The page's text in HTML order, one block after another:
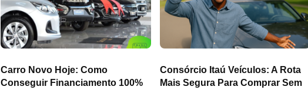
Carro Novo Hoje: Como
Conseguir Financiamento 100%
Consórcio Itaú Veículos: A Rota
Mais Segura Para Comprar Sem